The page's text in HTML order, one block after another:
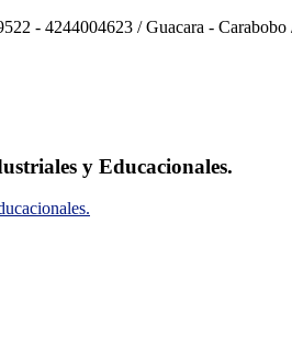
- 4244004623 / Guacara -
y Educacionales.